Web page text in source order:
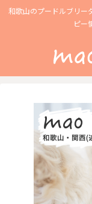
和歌山のプードルブリー
ピー